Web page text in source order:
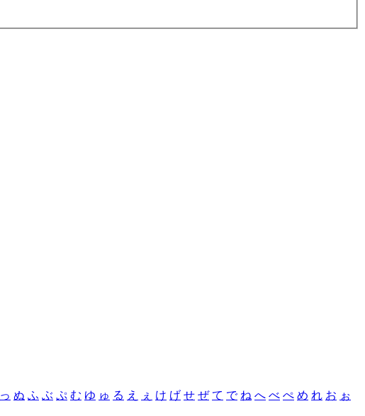
っ ぬ ふ ぶ ぷ む ゆ ゅ る え ぇ け げ せ ぜ て で ね へ べ ぺ め れ お ぉ